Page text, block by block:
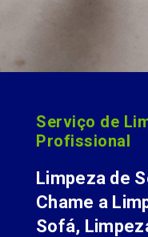
Serviço de
Profissional
Limpeza de
Chame a
Sofá,